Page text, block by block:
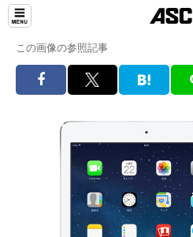
この画像の参照記事